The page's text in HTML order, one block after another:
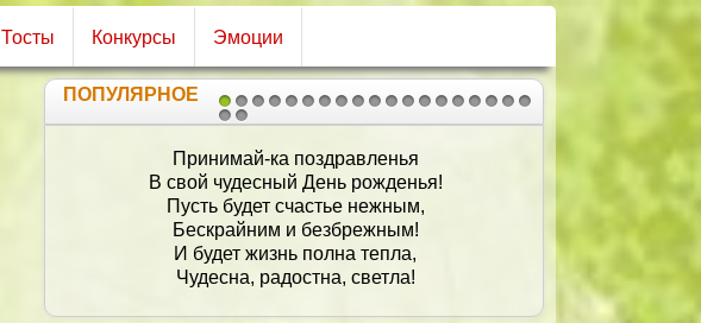
Тосты Конкурсы Эмоции
1 2
2021
ПОПУЛЯРНОЕ
С днем рожденья поздравляю,
И от всей души желаю —
Море счастья, добра и любви!
Пусть радуют счастливые дни
А печали пройдут без следа,
Пусть твою красоту и улыбку